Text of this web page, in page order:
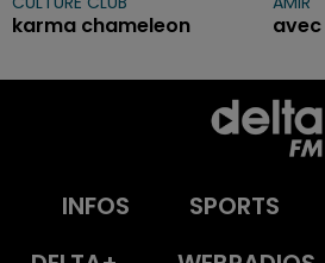
karma chameleon
INFOS SPORTS